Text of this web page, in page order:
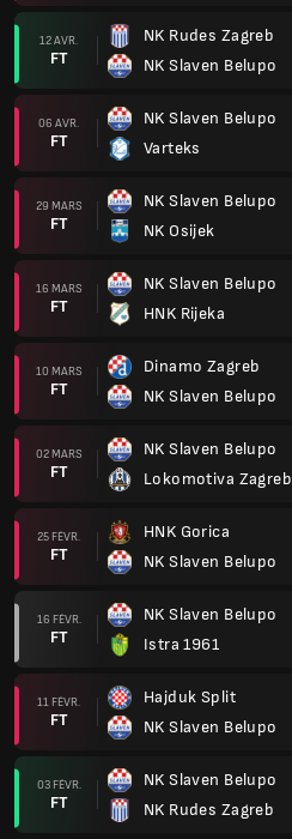
12 AVR.
FT
NK Rudes Zagreb
NK Slaven Belupo
06 AVR.
FT
NK Slaven Belupo
Varteks
29 MARS
FT
NK Slaven Belupo
NK Osijek
16 MARS
FT
NK Slaven Belupo
HNK Rijeka
10 MARS
FT
Dinamo Zagreb
NK Slaven Belupo
02 MARS
FT
NK Slaven Belupo
Lokomotiva Zagreb
25 FÉVR.
FT
HNK Gorica
NK Slaven Belupo
16 FÉVR.
FT
NK Slaven Belupo
Istra 1961
11 FÉVR.
FT
Hajduk Split
NK Slaven Belupo
03 FÉVR.
FT
NK Slaven Belupo
NK Rudes Zagreb